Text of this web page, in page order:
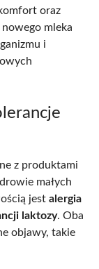
oraz
mleka
i
z produktami
małych
jest alergia
laktozy. Oba
objawy, takie